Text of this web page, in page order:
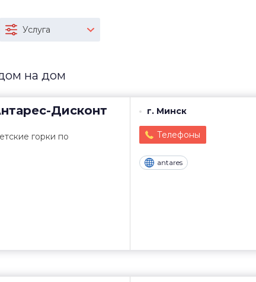
Услуга
на дом
Дисконт г. Минск
Телефоны
antares
горки по